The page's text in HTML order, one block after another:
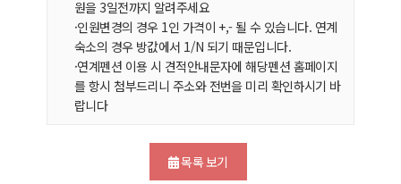
원을 3일전까지 알려주세요
·인원변경의 경우 1인 가격이 +,- 될 수 있습니다. 연계
숙소의 경우 방값에서 1/N 되기 때문입니다.
·연계펜션 이용 시 견적안내문자에 해당펜션 홈페이지
를 항시 첨부드리니 주소와 전번을 미리 확인하시기 바
랍니다
목록 보기